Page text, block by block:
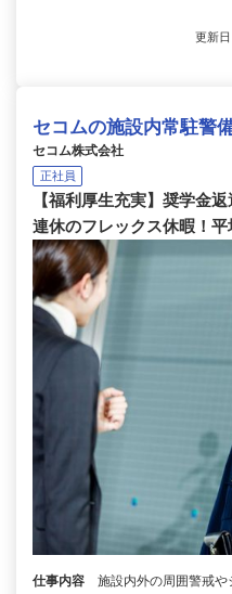
更新
セコムの施設内常駐警
セコム株式会社
正社員
【福利厚生充実】奨学金
連休のフレックス休暇！平
仕事内容
施設内外の周囲警戒